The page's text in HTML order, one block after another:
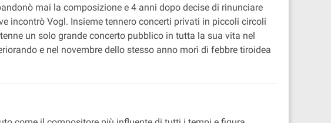
mai la composizione e 4 anni dopo decise di rinunciare
incontrò Vogl. Insieme tennero concerti privati in piccoli circoli
un solo grande concerto pubblico in tutta la sua vita nel
e nel novembre dello stesso anno morì di febbre tiroidea